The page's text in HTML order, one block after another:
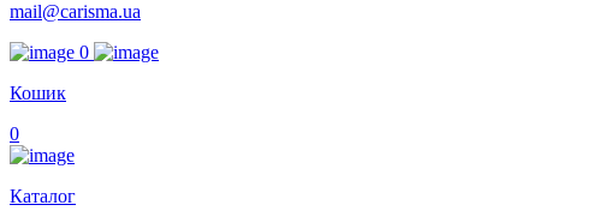
mail@carisma.ua
0
Кошик
0
Каталог